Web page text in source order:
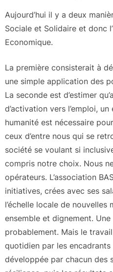
Aujourd’hui il y a deux
Sociale et Solidaire et donc
Economique.
La première consisterait à
une simple application des
La seconde est d’estimer
d’activation vers l’emploi,
humanité est nécessaire
ceux d’entre nous qui se
société se voulant si
compris notre choix. Nous
opérateurs. L’association
initiatives, crées avec ses
l’échelle locale de
ensemble et dignement. Une
probablement. Mais le
quotidien par les encadrants
développée par chacun des